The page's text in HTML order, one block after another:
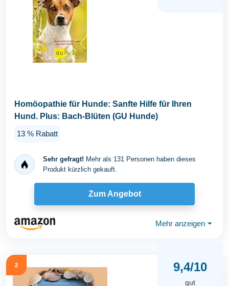
Homöopathie für Hunde: Sanfte Hilfe für Ihren
Hund. Plus: Bach-Blüten (GU Hunde)
13 % Rabatt
Sehr gefragt! Mehr als 131 Personen haben dieses
Produkt kürzlich gekauft.
Zum Angebot
Mehr anzeigen ⏷
2 9,4/10
gut